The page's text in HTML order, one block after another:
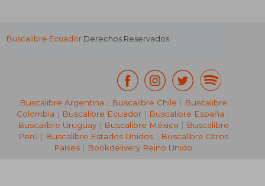
Buscalibre Ecuador Derechos Reservados.
Buscalibre Argentina | Buscalibre Chile | Buscalibre
Colombia | Buscalibre Ecuador | Buscalibre España |
Buscalibre Uruguay| Buscalibre México | Buscalibre
Perú | Buscalibre Estados Unidos| Buscalibre Otros
Países | Bookdelivery Reino Unido